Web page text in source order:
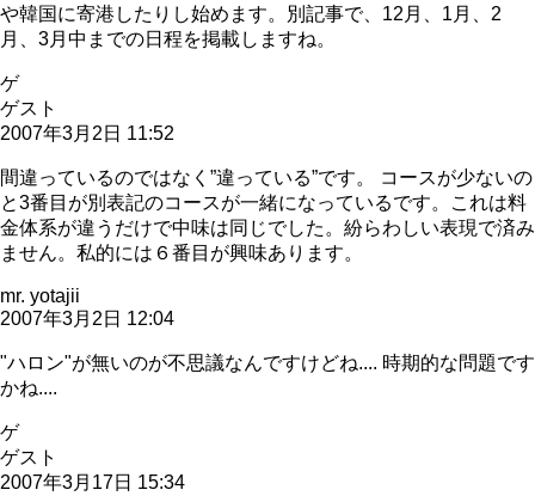
や韓国に寄港したりし始めます。別記事で、12月、1月、2
月、3月中までの日程を掲載しますね。
ゲ
ゲスト
2007年3月2日 11:52
間違っているのではなく”違っている”です。 コースが少ないの
と3番目が別表記のコースが一緒になっているです。これは料
金体系が違うだけで中味は同じでした。紛らわしい表現で済み
ません。私的には６番目が興味あります。
mr. yotajii
2007年3月2日 12:04
"ハロン"が無いのが不思議なんですけどね.... 時期的な問題です
かね....
ゲ
ゲスト
2007年3月17日 15:34